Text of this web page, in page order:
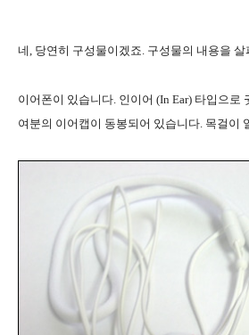
네, 당연히 구성물이겠죠. 구성물의 내용을 살
이어폰이 있습니다. 인이어 (In Ear) 타입으로
여분의 이어캡이 동봉되어 있습니다. 목걸이